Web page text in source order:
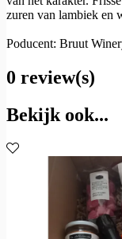
zuren van lambiek en
Poducent: Bruut
0 review(s)
Bekijk ook...